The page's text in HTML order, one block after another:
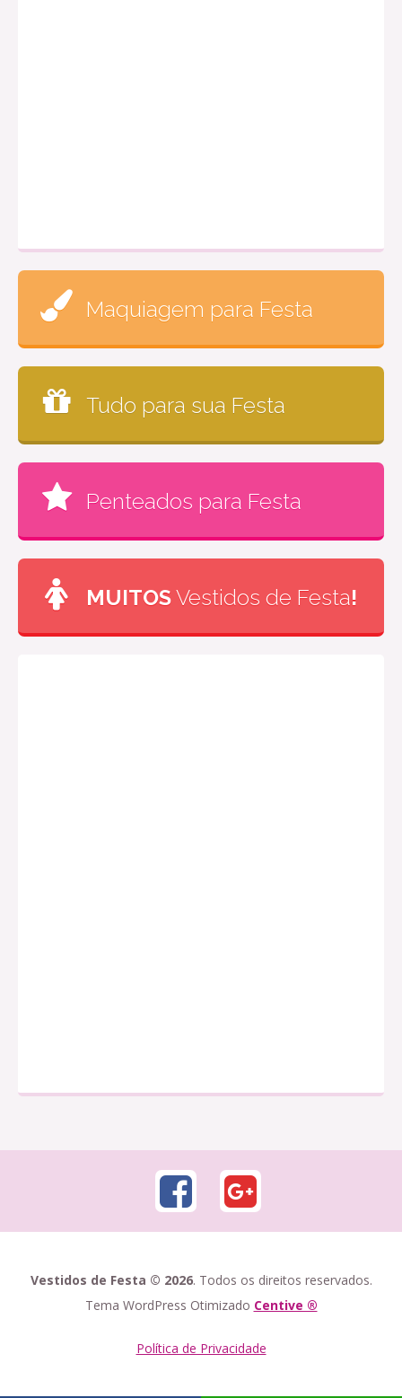
Maquiagem para Festa
Tudo para sua Festa
Penteados para Festa
MUITOSVestidos de Festa!
Vestidos de Festa © 2026. Todos os direitos reservados.
Tema WordPress Otimizado Centive ®
Política de Privacidade